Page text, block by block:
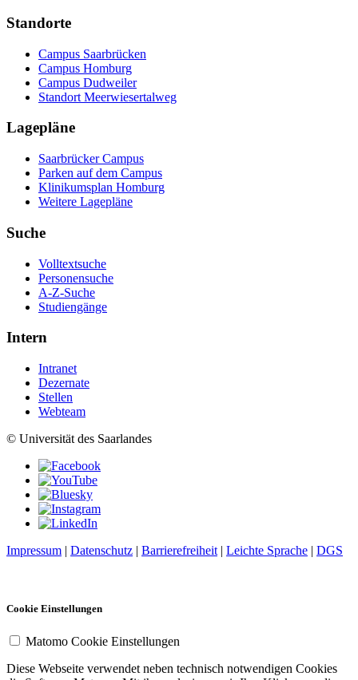
Standorte
Campus Saarbrücken
Campus Homburg
Campus Dudweiler
Standort Meerwiesertalweg
Lagepläne
Saarbrücker Campus
Parken auf dem Campus
Klinikumsplan Homburg
Weitere Lagepläne
Suche
Volltextsuche
Personensuche
A-Z-Suche
Studiengänge
Intern
Intranet
Dezernate
Stellen
Webteam
© Universität des Saarlandes
Impressum | Datenschutz | Barrierefreiheit | Leichte Sprache | DGS
Cookie Einstellungen
Matomo Cookie Einstellungen
Diese Webseite verwendet neben technisch notwendigen Cookies